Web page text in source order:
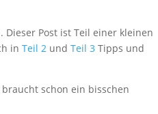
Dieser Post ist Teil einer kleinen
inTeil 2 undTeil 3 Tipps und
schon ein bisschen